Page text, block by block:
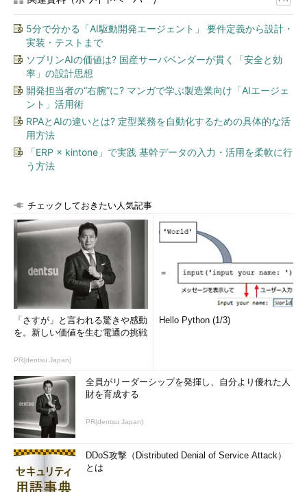
5分で分かる「AI駆動開発エージェント」 要件定義から設計・
実装・テストまで
ソブリンAIの価値は? 国産サーバベンダーが貫く「安全と効
率」の設計思想
開発担当者の“右腕”に? マンガで学ぶ製造業向け「AIエージェ
ント」活用術
RPAとAIの違いとは? 定型業務を自動化するための具体的な活
用方法
「ERP × kintone」で実践 基幹データの入力・活用を柔軟に行
う方法
チェックしておきたい人気記事
「さすが」と言われる驚きや感動
を。新しい価値を生む電通の挑戦
PR(dentsu Japan)
Hello Python (1/3)
全員がリーダーシップを発揮し、自分より優れた人
財を育成する
PR(dentsu Japan)
DDoS攻撃（Distributed Denial of Service Attack）
とは